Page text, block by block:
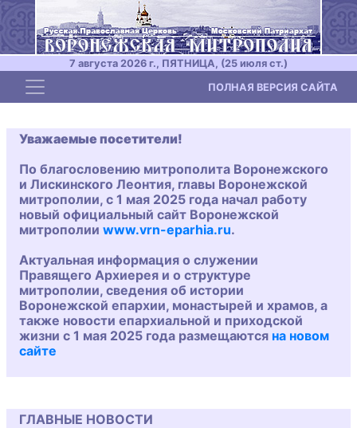
7 августа 2026 г., ПЯТНИЦА, (25 июля ст.)
Toggle navigation ПОЛНАЯ ВЕРСИЯ САЙТА
Уважаемые посетители!
По благословению митрополита Воронежского
и Лискинского Леонтия, главы Воронежской
митрополии, с 1 мая 2025 года начал работу
новый официальный сайт Воронежской
митрополии www.vrn-eparhia.ru.
Актуальная информация о служении
Правящего Архиерея и о структуре
митрополии, сведения об истории
Воронежской епархии, монастырей и храмов, а
также новости епархиальной и приходской
жизни с 1 мая 2025 года размещаются на новом
сайте
ГЛАВНЫЕ НОВОСТИ